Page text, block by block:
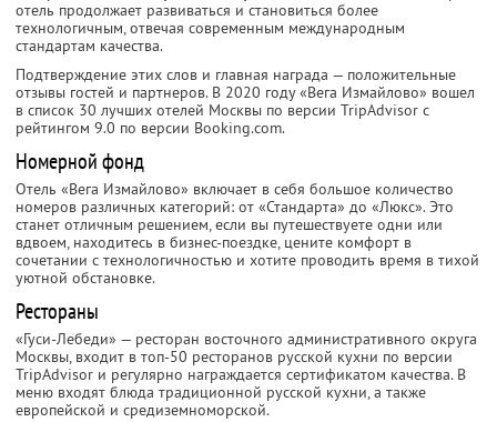
отель продолжает развиваться и становиться более
технологичным, отвечая современным международным
стандартам качества.
Подтверждение этих слов и главная награда — положительные
отзывы гостей и партнеров. В 2020 году «Вега Измайлово» вошел
в список 30 лучших отелей Москвы по версии TripAdvisor с
рейтингом 9.0 по версии Booking.com.
Номерной фонд
Отель «Вега Измайлово» включает в себя большое количество
номеров различных категорий: от «Стандарта» до «Люкс». Это
станет отличным решением, если вы путешествуете одни или
вдвоем, находитесь в бизнес-поездке, цените комфорт в
сочетании с технологичностью и хотите проводить время в тихой
уютной обстановке.
Рестораны
«Гуси-Лебеди» — ресторан восточного административного округа
Москвы, входит в топ-50 ресторанов русской кухни по версии
TripAdvisor и регулярно награждается сертификатом качества. В
меню входят блюда традиционной русской кухни, а также
европейской и средиземноморской.